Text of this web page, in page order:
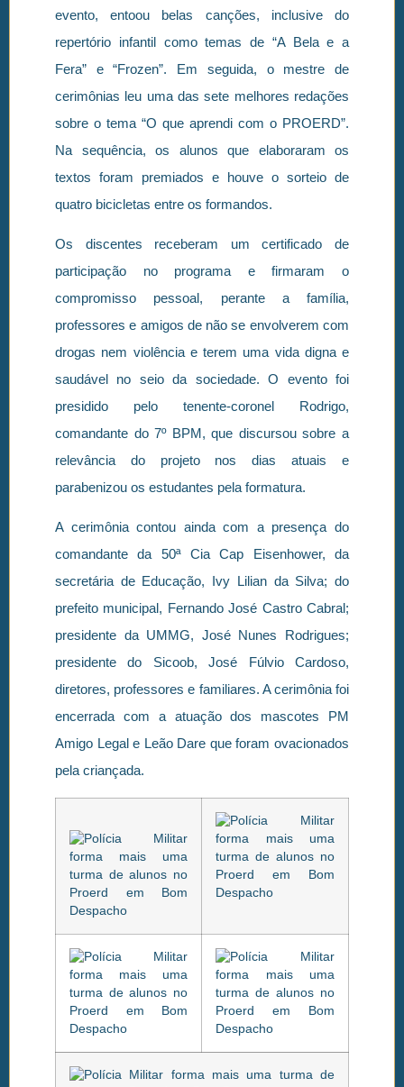
evento, entoou belas canções, inclusive do
repertório infantil como temas de “A Bela e a
Fera” e “Frozen”. Em seguida, o mestre de
cerimônias leu uma das sete melhores redações
sobre o tema “O que aprendi com o PROERD”.
Na sequência, os alunos que elaboraram os
textos foram premiados e houve o sorteio de
quatro bicicletas entre os formandos.
Os discentes receberam um certificado de
participação no programa e firmaram o
compromisso pessoal, perante a família,
professores e amigos de não se envolverem com
drogas nem violência e terem uma vida digna e
saudável no seio da sociedade. O evento foi
presidido pelo tenente-coronel Rodrigo,
comandante do 7º BPM, que discursou sobre a
relevância do projeto nos dias atuais e
parabenizou os estudantes pela formatura.
A cerimônia contou ainda com a presença do
comandante da 50ª Cia Cap Eisenhower, da
secretária de Educação, Ivy Lilian da Silva; do
prefeito municipal, Fernando José Castro Cabral;
presidente da UMMG, José Nunes Rodrigues;
presidente do Sicoob, José Fúlvio Cardoso,
diretores, professores e familiares. A cerimônia foi
encerrada com a atuação dos mascotes PM
Amigo Legal e Leão Dare que foram ovacionados
pela criançada.